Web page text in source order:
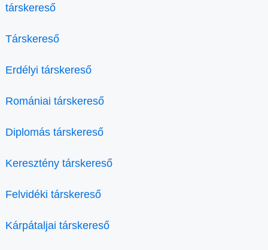
társkereső
Társkereső
Erdélyi társkereső
Romániai társkereső
Diplomás társkereső
Keresztény társkereső
Felvidéki társkereső
Kárpátaljai társkereső